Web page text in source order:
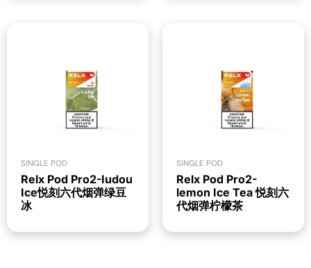
SINGLE POD
Relx Pod Pro2-Iudou
Ice悦刻六代烟弹绿豆
冰
SINGLE POD
Relx Pod Pro2-
lemon Ice Tea 悦刻六
代烟弹柠檬茶